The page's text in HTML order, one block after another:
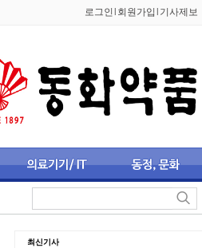
로그인 회원가입 기사제보
최신기사